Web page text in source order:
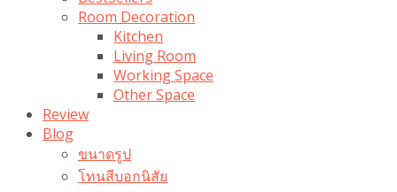
Room Decoration
Kitchen
Living Room
Working Space
Other Space
Review
Blog
ขนาดรูป
โทนสีบอกนิสัย